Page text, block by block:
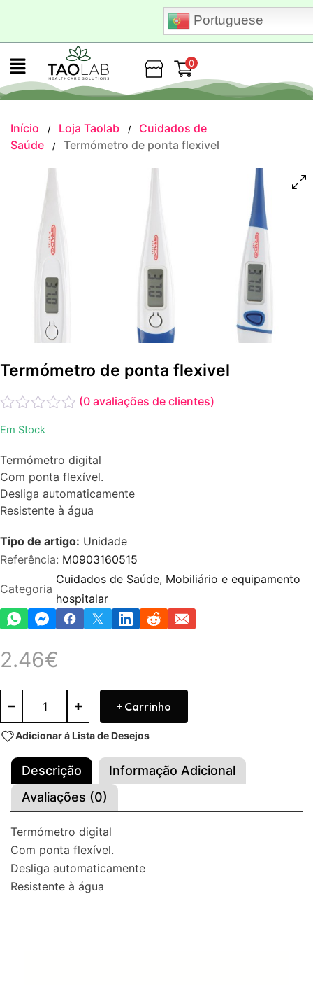
Portuguese
Loja
0
Início / Loja Taolab /
Cuidados de
Saúde
/ Termómetro de ponta flexivel
Termómetro de ponta flexivel
0
5
(0 avaliações de clientes)
Em Stock
Termómetro digital
Com ponta flexível.
Desliga automaticamente
Resistente à água
Tipo de artigo: Unidade
Referência: M0903160515
Categoria
Cuidados de Saúde, Mobiliário e equipamento
hospitalar
2.46€
+ Carrinho
Adicionar á Lista de Desejos
Descrição
Informação Adicional
Avaliações (0)
Termómetro digital
Com ponta flexível.
Desliga automaticamente
Resistente à água